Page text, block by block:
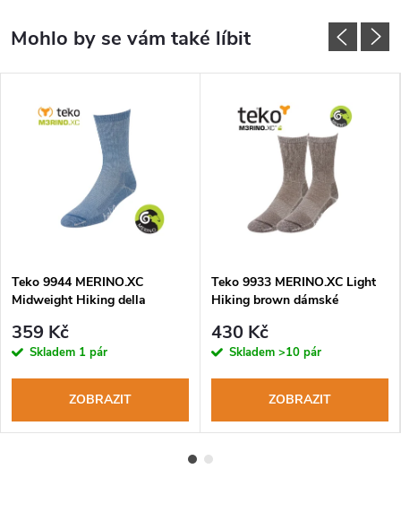
Teko 9944 MERINO.XC
Midweight Hiking della
359 Kč
Skladem 1 pár
ZOBRAZIT
Teko 9933 MERINO.XC Light
Hiking brown dámské
430 Kč
Skladem >10 pár
ZOBRAZIT